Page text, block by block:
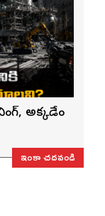
అక్కడేం
ఇంకా చదవండి